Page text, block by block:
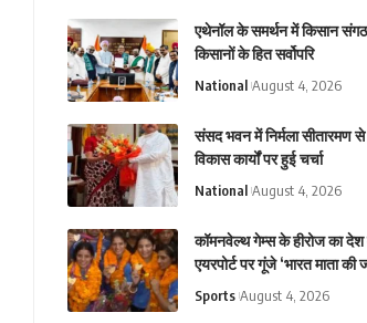
एथेनॉल के समर्थन में किसान
किसानों के हित सर्वोपरि
National August 4, 2026
संसद भवन में निर्मला सीतारमण
विकास कार्यों पर हुई चर्चा
National August 4, 2026
कॉमनवेल्थ गेम्स के हीरोज का देश
एयरपोर्ट पर गूंजे ‘भारत माता की
Sports August 4, 2026